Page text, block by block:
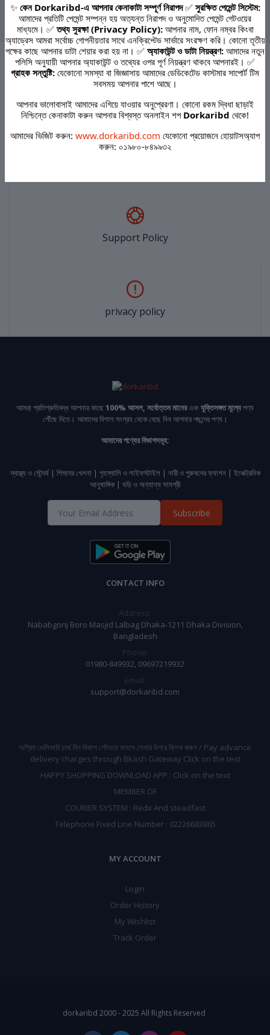
›
Terms & conditions
Support Policy
privacy policy
আমরা প্রতিশ্রুতিবদ্ধ আপনার কাছে 100% আসল, সর্বোত্তম মানেরএবংযুক্তিসঙ্গত মূল্যেপণ্য
পৌঁছে দিতে। আমাদের বিশাল সংগ্রহ থেকে বেছে নিন আপনার পছন্দের পণ্য।
আমাদের পণ্যের বিভাগসমূহ:
স্বাস্থ্য ও সৌন্দর্য | শিশুদের খেলনা | গৃহস্থালি ও লাইফস্টাইল | নারী ও পুরুষদের ফ্যাশন | ইলেক্ট্রনিক
আনুষাঙ্গিক | ঘড়ি ও অন্যান্য সামগ্রী
Subscribe
CONTACT INFO
Address:
Nababgonj Boro Masjid Lalbag Dhaka-1211 Dhaka Division,
Bangladesh
Phone:
01980-849932, 09697219932
Email:
support@dorkaribd.com
অগ্রিম ডেলিভারি চার্জ দিন বিকাশ গেটওয়ে মাধমে লেখার উপরে ক্লিক করুন / Pay advance
delivery charges through Bkash Gateway Click on the text
HAPPY SHOPPING DOWNLOAD APP : Click on the text
MEMBER OF
COURIER SYSTEM : Redx And steadfast
Telephone Fixed Line Number : 02226683865
MY ACCOUNT
Login
Order History
My Wishlist
Track Order
dorkaribd 2000 - 2025 All Rights Reserved
✨ কেন Dorkaribd-এ আপনার কেনাকাটা সম্পূর্ণ নিরাপদ✅ সুরক্ষিত পেমেন্ট সিস্টেম:
আমাদের প্রতিটি পেমেন্ট সম্পন্ন হয় অত্যন্ত নিরাপদ ও অনুমোদিত পেমেন্ট গেটওয়ের
মাধ্যমে। ✅তথ্য সুরক্ষা (Privacy Policy):আপনার নাম, ফোন নম্বর কিংবা
অ্যাড্রেস আমরা সর্বোচ্চ গোপনীয়তার সাথে এনক্রিপ্টেড সার্ভারে সংরক্ষণ করি। কোনো তৃতীয়
পক্ষের কাছে আপনার ডাটা শেয়ার করা হয় না। ✅ অ্যাকাউন্ট ও ডাটা নিয়ন্ত্রণ: আমাদের নতুন
পলিসি অনুযায়ী আপনার অ্যাকাউন্ট ও তথ্যের ওপর পূর্ণ নিয়ন্ত্রণ থাকবে আপনারই। ✅
গ্রাহক সন্তুষ্টি: যেকোনো সমস্যা বা জিজ্ঞাসায় আমাদের ডেডিকেটেড কাস্টমার সাপোর্ট টিম
সবসময় আপনার পাশে আছে।
আপনার ভালোবাসাই আমাদের এগিয়ে যাওয়ার অনুপ্রেরণা। কোনো রকম দ্বিধা ছাড়াই
নিশ্চিন্তে কেনাকাটা করুন আপনার বিশ্বস্ত অনলাইন শপ Dorkaribd থেকে!
আমাদের ভিজিট করুন: www.dorkaribd.com যেকোনো প্রয়োজনে হোয়াটসঅ্যাপ
করুন: ০১৯৮০-৮৪৯৯৩২